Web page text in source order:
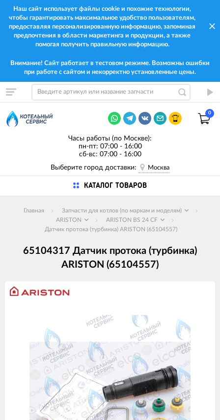
Наш сайт использует файлы cookie и похожие технологии,
чтобы гарантировать максимальное удобство пользователям,
предоставляя персонализированную информацию, запоминая
предпочтения в области маркетинга и продукции, а также
помогая получить правильную информацию.
Внимание! Сайт работает в тестовом режиме. Возможны ошибки
при работе с сайтом и некорректно установленные цены.
0
Часы работы (по Москве):
пн-пт: 07:00 - 16:00
сб-вс: 07:00 - 16:00
Выберите город доставки:
Москва
КАТАЛОГ ТОВАРОВ
Главная
Запчасти для котлов (по маркам и моделям)
ARISTON
ARISTON BS 24 CF
Датчик протока (турбинка) ARISTON (65104557)
65104317 Датчик протока (турбинка)
ARISTON (65104557)
Изображения